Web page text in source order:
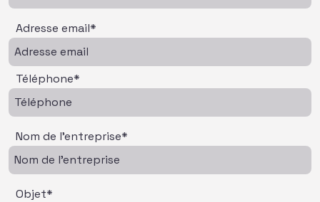
Adresse email*
Téléphone*
Nom de l'entreprise*
Objet*